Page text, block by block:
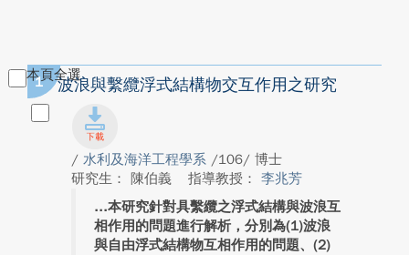
本頁全選
1 波浪與繫纜浮式結構物交互作用之研究
/ 水利及海洋工程學系 /106/ 博士
研究生： 陳伯義
指導教授： 李兆芳
本研究針對具繫纜之浮式結構與波浪互
相作用的問題進行解析，分別為(1)波浪
與自由浮式結構物互相作用的問題、(2)